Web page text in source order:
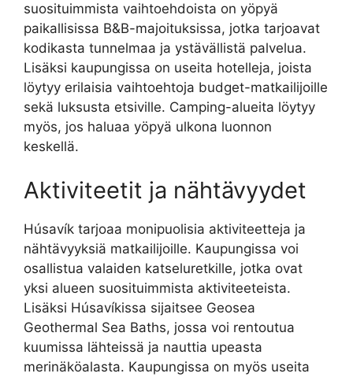
suosituimmista vaihtoehdoista on yöpyä
paikallisissa B&B-majoituksissa, jotka tarjoavat
kodikasta tunnelmaa ja ystävällistä palvelua.
Lisäksi kaupungissa on useita hotelleja, joista
löytyy erilaisia vaihtoehtoja budget-matkailijoille
sekä luksusta etsiville. Camping-alueita löytyy
myös, jos haluaa yöpyä ulkona luonnon
keskellä.
Aktiviteetit ja nähtävyydet
Húsavík tarjoaa monipuolisia aktiviteetteja ja
nähtävyyksiä matkailijoille. Kaupungissa voi
osallistua valaiden katseluretkille, jotka ovat
yksi alueen suosituimmista aktiviteeteista.
Lisäksi Húsavíkissa sijaitsee Geosea
Geothermal Sea Baths, jossa voi rentoutua
kuumissa lähteissä ja nauttia upeasta
merinäköalasta. Kaupungissa on myös useita